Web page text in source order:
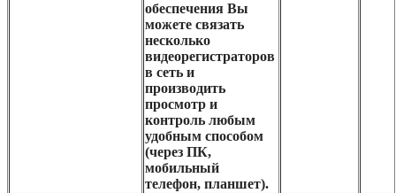
обеспечения Вы
можете связать
несколько
видеорегистраторов
в сеть и
производить
просмотр и
контроль любым
удобным способом
(через ПК,
мобильный
телефон, планшет).